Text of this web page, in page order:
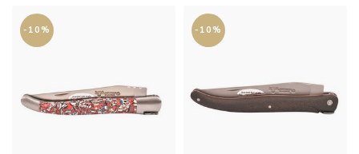
-10% -10%